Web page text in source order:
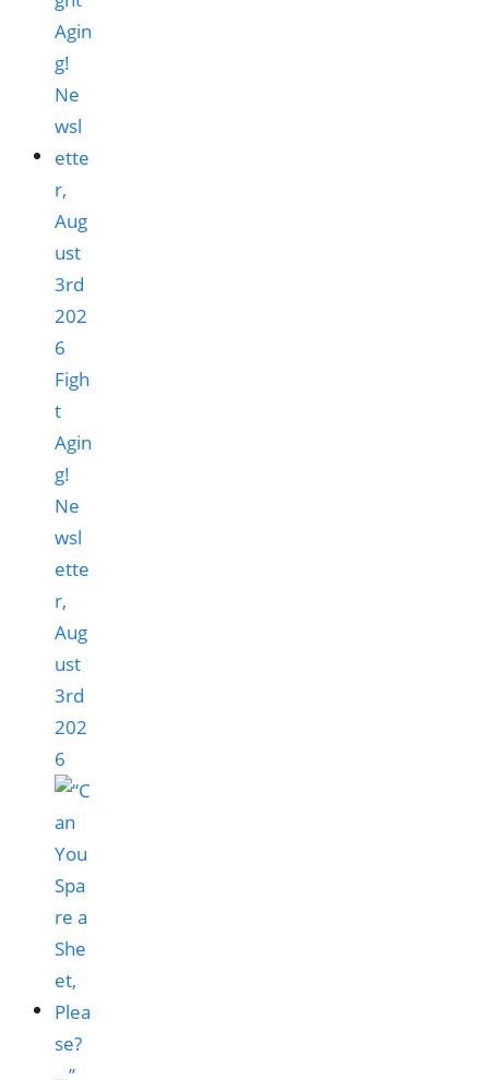
Figh
t
Agin
g!
Ne
wsl
ette
r,
Aug
ust
3rd
202
6